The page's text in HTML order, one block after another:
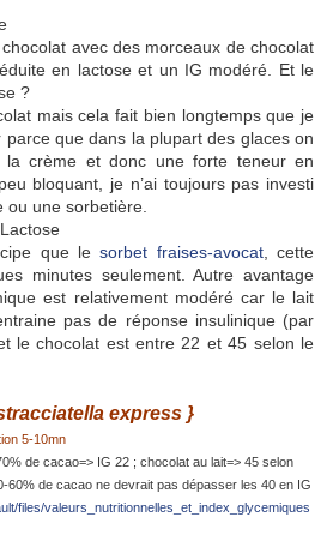
avec des morceaux de chocolat
en lactose et un IG modéré. Et le
?
mais cela fait bien longtemps que je
que dans la plupart des glaces on
crème et donc une forte teneur en
bloquant, je n’ai toujours pas investi
une sorbetière.
que lesorbet fraises-avocat, cette
minutes seulement. Autre avantage
est relativement modéré car le lait
pas de réponse insulinique (par
le chocolat est entre 22 et 45 selon le
express }
5-10mn
de cacao=> IG 22 ; chocolat au lait=> 45 selon
60% de cacao ne devrait pas dépasser les 40 en IG
files/valeurs_nutritionnelles_et_index_glycemiques